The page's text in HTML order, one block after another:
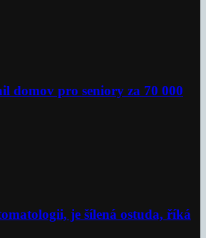
domov pro seniory za 70 000
je šílená ostuda, říká